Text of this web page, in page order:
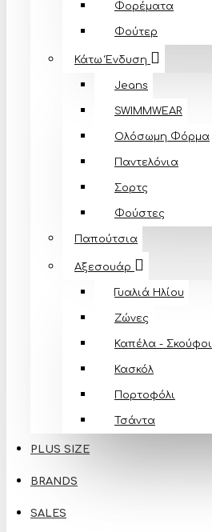
Φορέματα
Φούτερ
Κάτω Ένδυση
Jeans
SWIMMWEAR
Ολόσωμη Φόρμα
Παντελόνια
Σορτς
Φούστες
Παπούτσια
Αξεσουάρ
Γυαλιά Ηλίου
Ζώνες
Καπέλα - Σκούφοι
Κασκόλ
Πορτοφόλι
Τσάντα
PLUS SIZE
BRANDS
SALES